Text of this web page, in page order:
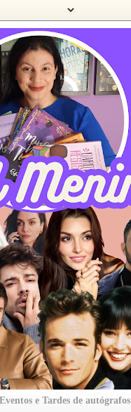
Eventos e Tardes de autógrafos